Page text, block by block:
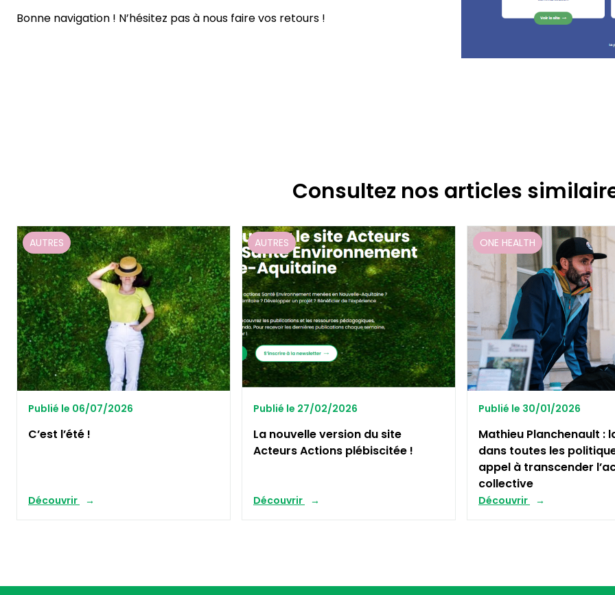
Bonne navigation ! N’hésitez pas à nous faire vos retours !
Consultez nos articles
AUTRES
Publié le 06/07/2026
C’est l’été !
Découvrir
AUTRES
Publié le 27/02/2026
La nouvelle version du site
Acteurs Actions plébiscitée !
Découvrir
ONE HEALTH
Publié le 30/01/2026
Mathieu Planchenault :
dans toutes les
appel à transcender
collective
Découvrir